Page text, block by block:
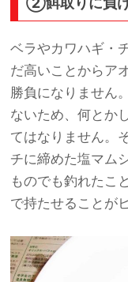
ベラやカワハギ・
だ高いことからア
勝負になりません
ないため、何とか
てはなりません。
チに締めた塩マム
ものでも釣れたこ
で持たせることが